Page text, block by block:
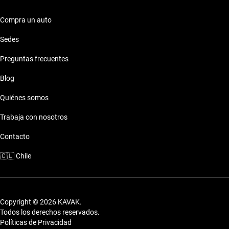
Combustible: Consumo optimizado
Conectividad: Tecnología moderna
Estilo de vida con Chery 2018 Sedan
Los autos de Chery 2018 Sedan son ideales tanto para tu día a
familia.
Compra un auto
Sedes
Preguntas frecuentes
Blog
Quiénes somos
Trabaja con nosotros
Contacto
🇨🇱Chile
Copyright © 2026 KAVAK.
Todos los derechos reservados.
Políticas de Privacidad